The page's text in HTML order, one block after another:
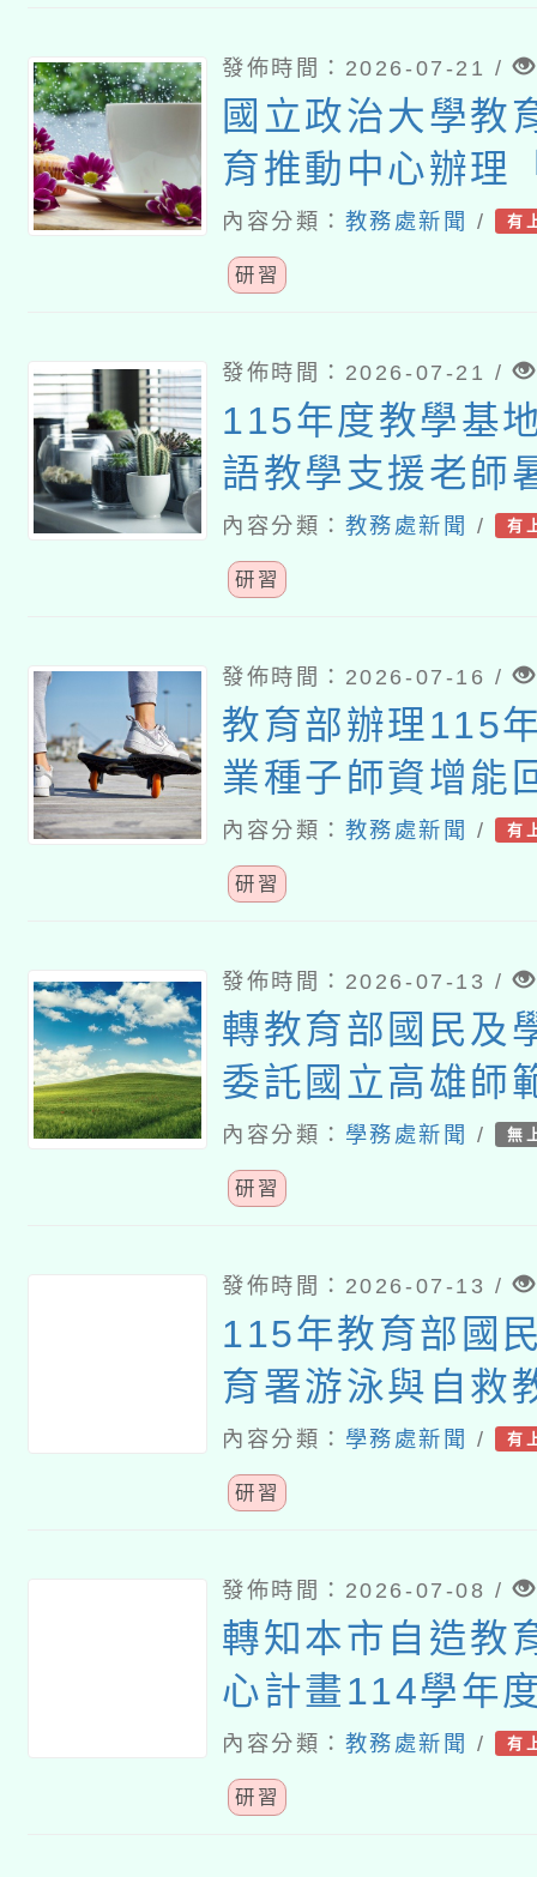
發佈時間：2026-07-21 /
國立政治大學教
育推動中心辦理
育裡，看見個人
性」推廣講座
內容分類： 教務處新聞 / 有
研習
發佈時間：2026-07-21 /
115年度教學基
語教學支援老師
課研習
內容分類： 教務處新聞 / 有
研習
發佈時間：2026-07-16 /
教育部辦理115
業種子師資增能
研習營」
內容分類： 教務處新聞 / 有
研習
發佈時間：2026-07-13 /
轉教育部國民及
委託國立高雄師
「校園性教育（
防治）計畫」之
內容分類： 學務處新聞 / 無
研習
發佈時間：2026-07-13 /
115年教育部國
育署游泳與自救
安全教育防溺師
坊實施計畫
內容分類： 學務處新聞 / 有
研習
發佈時間：2026-07-08 /
轉知本市自造教
心計畫114學年
師增能研習
內容分類： 教務處新聞 / 有
研習